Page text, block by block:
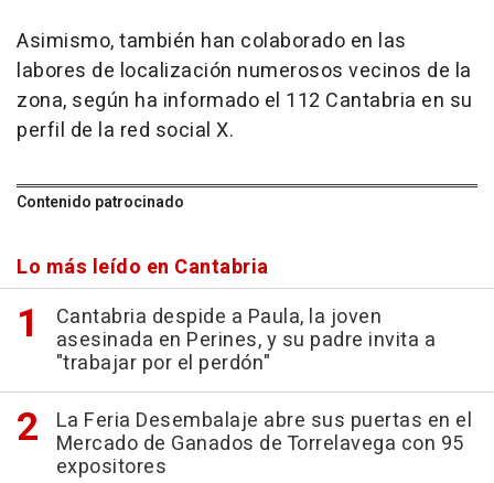
Asimismo, también han colaborado en las
labores de localización numerosos vecinos de la
zona, según ha informado el 112 Cantabria en su
perfil de la red social X.
Contenido patrocinado
Lo más leído en Cantabria
Cantabria despide a Paula, la joven
asesinada en Perines, y su padre invita a
"trabajar por el perdón"
La Feria Desembalaje abre sus puertas en el
Mercado de Ganados de Torrelavega con 95
expositores